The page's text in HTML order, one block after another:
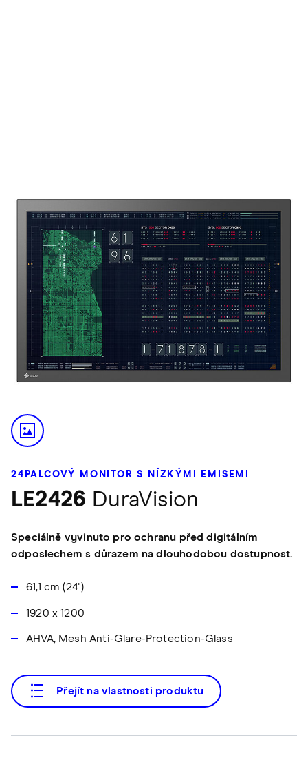
24PALCOVÝ MONITOR S NÍZKÝMI EMISEMI
LE2426 DuraVision
Speciálně vyvinuto pro ochranu před digitálním
odposlechem s důrazem na dlouhodobou dostupnost.
61,1 cm (24")
1920 x 1200
AHVA, Mesh Anti-Glare-Protection-Glass
Přejít na vlastnosti produktu